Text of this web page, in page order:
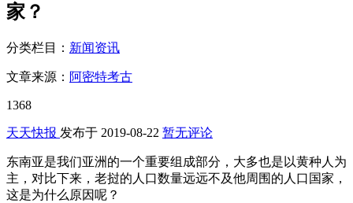
家？
分类栏目： 新闻资讯
文章来源： 阿密特考古
1368
天天快报 发布于 2019-08-22 暂无评论
东南亚是我们亚洲的一个重要组成部分，大多也是以黄种人为
主，对比下来，老挝的人口数量远远不及他周围的人口国家，
这是为什么原因呢？